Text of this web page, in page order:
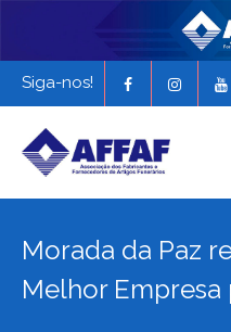
Siga-nos!
Morada da Paz
Melhor Empresa